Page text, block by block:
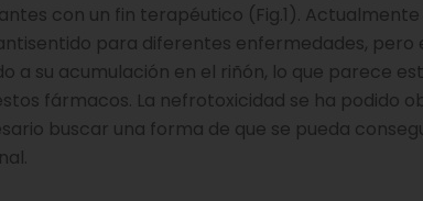
con un fin terapéutico (Fig.1).
para diferentes enfermedades, pero
a su acumulación en el riñón, lo que parece
fármacos. La nefrotoxicidad se ha podido
buscar una forma de que se pueda